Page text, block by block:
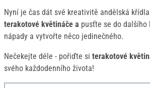
Nyní je čas dát své kreativitě andělská
terakotové květináče a pusťte se do dalšího
nápady a vytvořte něco jedinečného.
Nečekejte déle - pořiďte si terakotové
svého každodenního života!